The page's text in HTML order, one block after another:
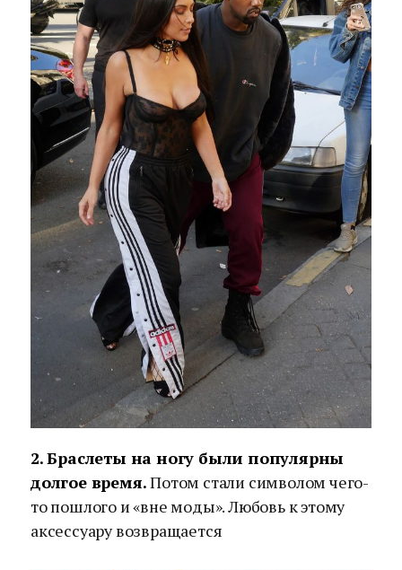
2. Браслеты на ногу были популярны
долгое время.Потом стали символом чего-
то пошлого и «вне моды». Любовь к этому
аксессуару возвращается